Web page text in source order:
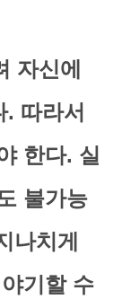
자신에
따라서
한다. 실
불가능
나치게
기할 수